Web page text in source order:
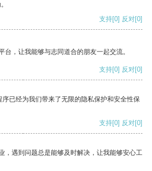
支持[0] 反对[0]
台，让我能够与志同道合的朋友一起交流。
支持[0] 反对[0]
已经为我们带来了无限的隐私保护和安全性保
支持[0] 反对[0]
，遇到问题总是能够及时解决，让我能够安心工